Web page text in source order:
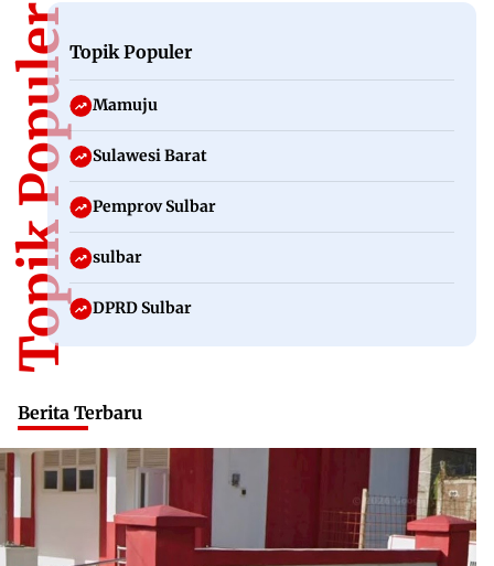
Topik PopulerTopik Populer
Mamuju
Sulawesi Barat
Pemprov Sulbar
sulbar
DPRD Sulbar
Berita Terbaru